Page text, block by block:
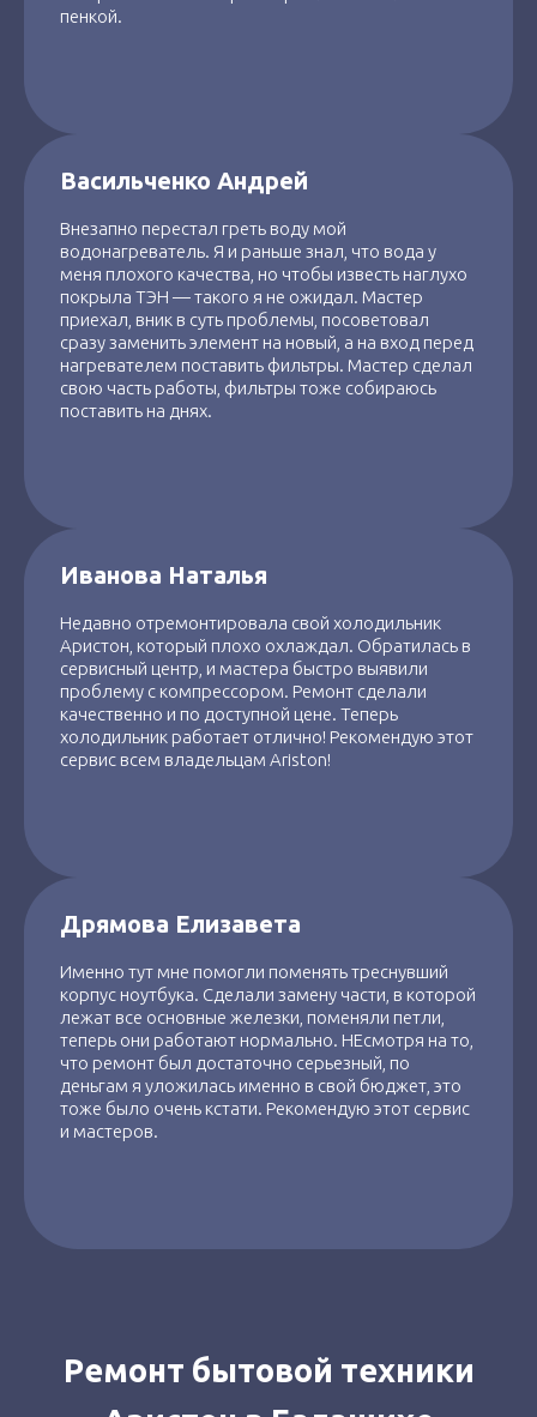
пенкой.
Васильченко Андрей
Внезапно перестал греть воду мой
водонагреватель. Я и раньше знал, что вода у
меня плохого качества, но чтобы известь наглухо
покрыла ТЭН — такого я не ожидал. Мастер
приехал, вник в суть проблемы, посоветовал
сразу заменить элемент на новый, а на вход перед
нагревателем поставить фильтры. Мастер сделал
свою часть работы, фильтры тоже собираюсь
поставить на днях.
Иванова Наталья
Недавно отремонтировала свой холодильник
Аристон, который плохо охлаждал. Обратилась в
сервисный центр, и мастера быстро выявили
проблему с компрессором. Ремонт сделали
качественно и по доступной цене. Теперь
холодильник работает отлично! Рекомендую этот
сервис всем владельцам Ariston!
Дрямова Елизавета
Именно тут мне помогли поменять треснувший
корпус ноутбука. Сделали замену части, в которой
лежат все основные железки, поменяли петли,
теперь они работают нормально. НЕсмотря на то,
что ремонт был достаточно серьезный, по
деньгам я уложилась именно в свой бюджет, это
тоже было очень кстати. Рекомендую этот сервис
и мастеров.
Ремонт бытовой техники